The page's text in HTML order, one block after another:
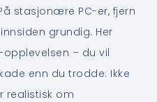
stasjonære PC-er, fjern
grundig. Her
– du vil
enn du trodde. Ikke
realistisk om